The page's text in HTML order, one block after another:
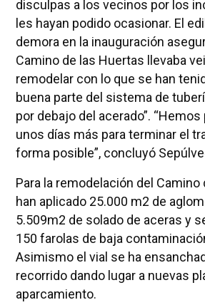
disculpas a los vecinos por los
les hayan podido ocasionar. El
demora en la inauguración
Camino de las Huertas llevaba
remodelar con lo que se han
buena parte del sistema de
por debajo del acerado”.
unos días más para terminar el
forma posible”, concluyó
Para la remodelación del
han aplicado 25.000 m2 de
5.509m2 de solado de aceras y
150 farolas de baja
Asimismo el vial se ha
recorrido dando lugar a nuevas
aparcamiento.